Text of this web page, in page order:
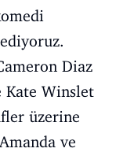
Diaz
Kate Winslet
üzerine
ve